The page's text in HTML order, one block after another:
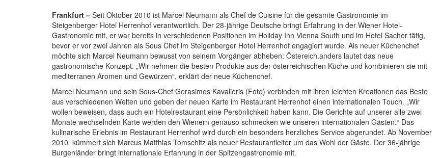
Frankfurt – Seit Oktober 2010 ist Marcel Neumann als Chef de Cuisine für die gesamte Gastronomie im
Steigenberger Hotel Herrenhof verantwortlich. Der 28-jährige Deutsche bringt Erfahrung in der Wiener Hotel-
Gastronomie mit, er war bereits in verschiedenen Positionen im Holiday Inn Vienna South und im Hotel Sacher tätig,
bevor er vor zwei Jahren als Sous Chef im Steigenberger Hotel Herrenhof engagiert wurde. Als neuer Küchenchef
möchte sich Marcel Neumann bewusst von seinem Vorgänger abheben: Östereich.anders lautet das neue
gastronomische Konzept. „Wir nehmen die besten Produkte aus der österreichischen Küche und kombinieren sie mit
mediterranen Aromen und Gewürzen“, erklärt der neue Küchenchef.
Marcel Neumann und sein Sous-Chef Gerasimos Kavalieris (Foto) verbinden mit ihren leichten Kreationen das Beste
aus verschiedenen Welten und geben der neuen Karte im Restaurant Herrenhof einen internationalen Touch. „Wir
wollen beweisen, dass auch ein Hotelrestaurant eine Persönlichkeit haben kann. Die Gerichte auf unserer alle zwei
Monate wechselnden Karte werden den Wienern genauso schmecken wie unseren internationalen Gästen.“ Das
kulinarische Erlebnis im Restaurant Herrenhof wird durch ein besonders herzliches Service abgerundet. Ab November
2010 kümmert sich Marcus Matthias Tomschitz als neuer Restaurantleiter um das Wohl der Gäste. Der 36-jährige
Burgenländer bringt internationale Erfahrung in der Spitzengastronomie mit.